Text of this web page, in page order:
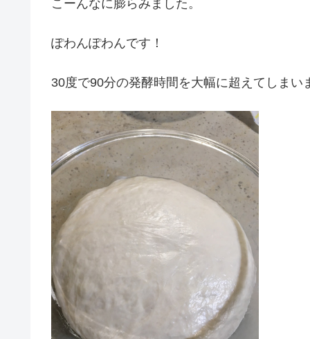
こーんなに膨らみました。
ぽわんぽわんです！
30度で90分の発酵時間を大幅に超えてしまい